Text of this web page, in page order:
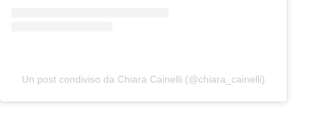
Un post condiviso da Chiara Cainelli (@chiara_cainelli)